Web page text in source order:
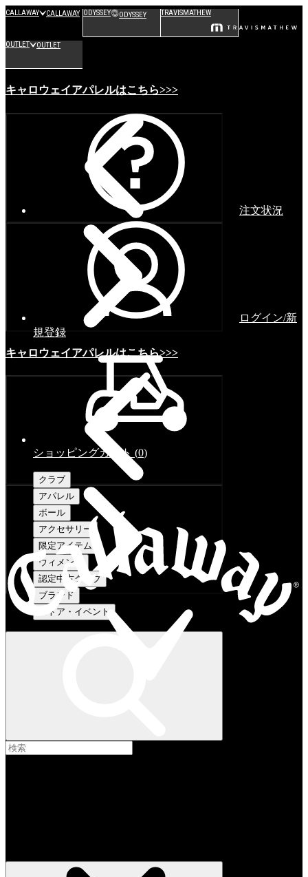
CALLAWAY CALLAWAY ODYSSEY ODYSSEY TRAVISMATHEW
OUTLET OUTLET
キャロウェイアパレルはこちら>>>
キャロウェイアパレルはこちら>>>
注文状況
ログイン/新
規登録
ショッピングカート (0)
クラブ
アパレル
ボール
アクセサリー
限定アイテム
ウィメンズ
認定中古クラブ
ブランド
ストア・イベント